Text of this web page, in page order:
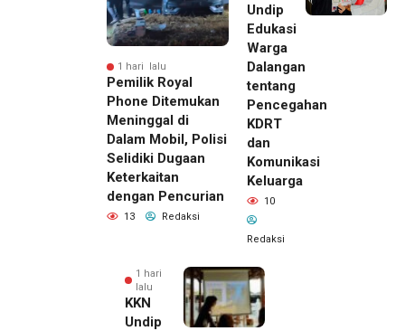
1 hari lalu
Pemilik Royal
Phone Ditemukan
Meninggal di
Dalam Mobil, Polisi
Selidiki Dugaan
Keterkaitan
dengan Pencurian
13 Redaksi
Undip
Edukasi
Warga
Dalangan
tentang
Pencegahan
KDRT
dan
Komunikasi
Keluarga
10
Redaksi
1 hari
lalu
KKN
Undip